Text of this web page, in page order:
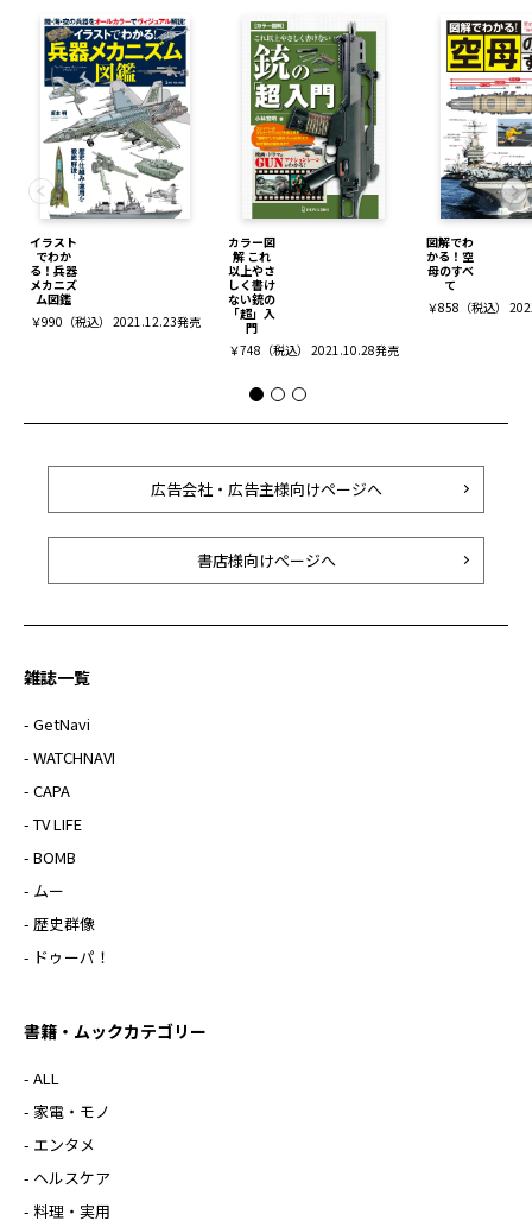
イラスト
でわか
る！兵器
メカニズ
ム図鑑
￥990（税込） 2021.12.23発売
カラー図
解 これ
以上やさ
しく書け
ない銃の
「超」入
門
￥748（税込） 2021.10.28発売
図解でわ
かる！空
母のすべ
て
￥858（税込）
広告会社・広告主様向けページへ
書店様向けページへ
雑誌一覧
- GetNavi
- WATCHNAVI
- CAPA
- TV LIFE
- BOMB
- ムー
- 歴史群像
- ドゥーパ！
書籍・ムックカテゴリー
- ALL
- 家電・モノ
- エンタメ
- ヘルスケア
- 料理・実用